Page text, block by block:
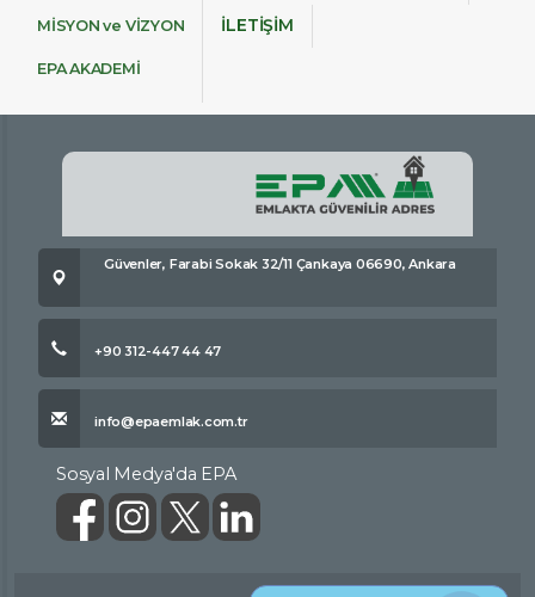
MİSYON ve VİZYON
EPA AKADEMİ
İLETİŞİM
Güvenler, Farabi Sokak 32/11 Çankaya 06690, Ankara
+90 312-447 44 47
info@epaemlak.com.tr
Sosyal Medya'da EPA